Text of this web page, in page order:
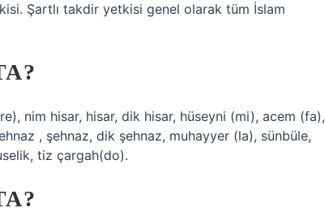
Şartlı takdir yetkisi genel olarak tüm İslam
nim hisar, hisar, dik hisar, hüseyni (mi), acem (fa),
, şehnaz, dik şehnaz, muhayyer (la), sünbüle,
tiz çargah(do).